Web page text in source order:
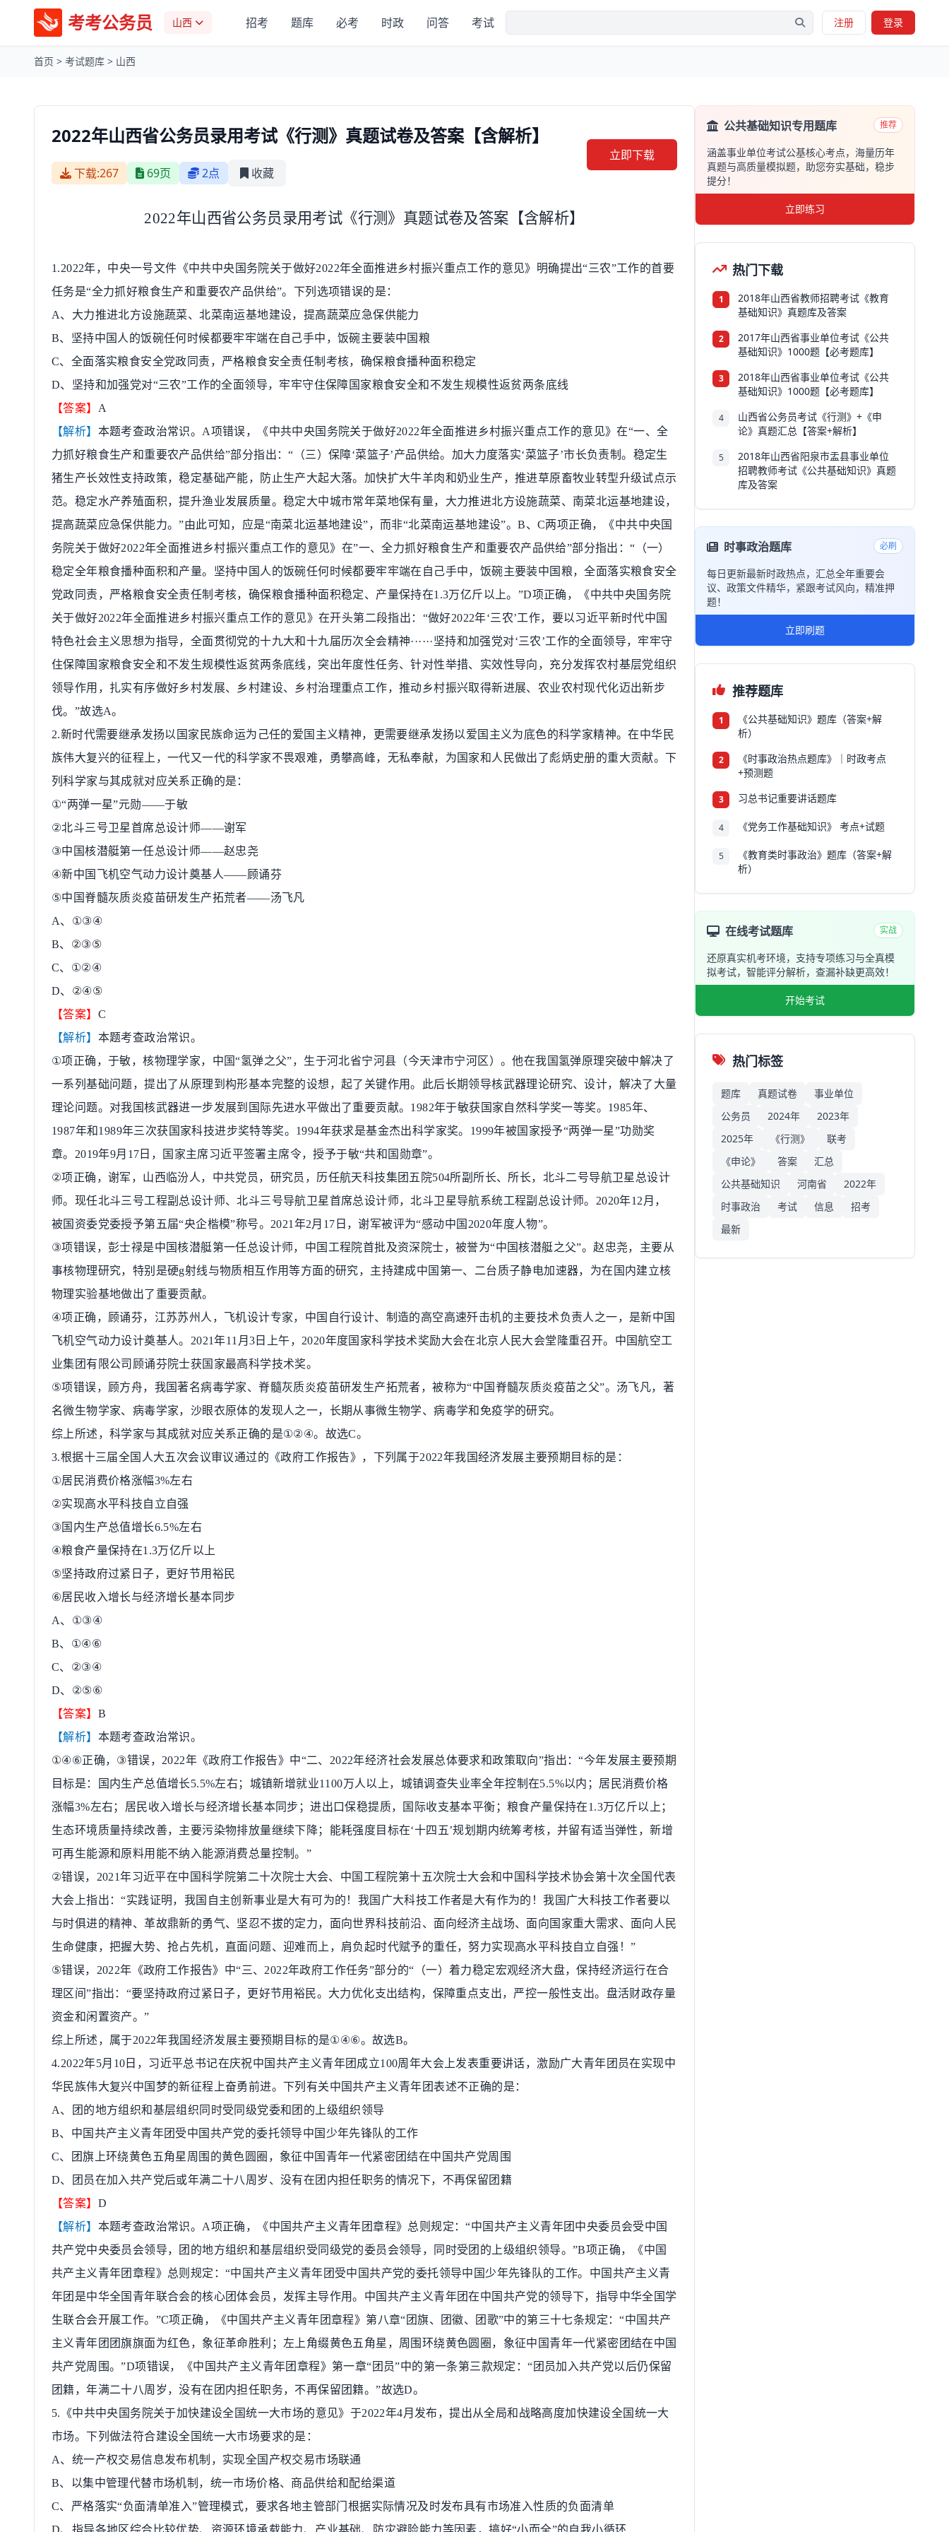
考考公务员 山西 招考 题库 必考 时政 问答 考试 注册 登录
首页 > 考试题库 > 山西
2022年山西省公务员录用考试《行测》真题试卷及答案【含解析】
下载:267 69页 2点 收藏
立即下载
2022年山西省公务员录用考试《行测》真题试卷及答案【含解析】
1.2022年，中央一号文件《中共中央国务院关于做好2022年全面推进乡村振兴重点工作的意见》明确提出“三农”工作的首要
任务是“全力抓好粮食生产和重要农产品供给”。下列选项错误的是：
A、大力推进北方设施蔬菜、北菜南运基地建设，提高蔬菜应急保供能力
B、坚持中国人的饭碗任何时候都要牢牢端在自己手中，饭碗主要装中国粮
C、全面落实粮食安全党政同责，严格粮食安全责任制考核，确保粮食播种面积稳定
D、坚持和加强党对“三农”工作的全面领导，牢牢守住保障国家粮食安全和不发生规模性返贫两条底线
【答案】 A
【解析】 本题考查政治常识。 A项错误，《中共中央国务院关于做好2022年全面推进乡村振兴重点工作的意见》在“一、全
力抓好粮食生产和重要农产品供给”部分指出：“ （三）保障‘菜篮子’产品供给。加大力度落实‘菜篮子’市长负责制。稳定生
猪生产长效性支持政策，稳定基础产能，防止生产大起大落。加快扩大牛羊肉和奶业生产，推进草原畜牧业转型升级试点示
范。稳定水产养殖面积，提升渔业发展质量。稳定大中城市常年菜地保有量，大力推进北方设施蔬菜、南菜北运基地建设，
提高蔬菜应急保供能力。”由此可知，应是“南菜北运基地建设”，而非“北菜南运基地建设”。B、C两项正确，《中共中央国
务院关于做好2022年全面推进乡村振兴重点工作的意见》在”一、全力抓好粮食生产和重要农产品供给”部分指出：“ （一）
稳定全年粮食播种面积和产量。坚持中国人的饭碗任何时候都要牢牢端在自己手中，饭碗主要装中国粮，全面落实粮食安全
党政同责，严格粮食安全责任制考核，确保粮食播种面积稳定、产量保持在1.3万亿斤以上。 ”D项正确，《中共中央国务院
关于做好2022年全面推进乡村振兴重点工作的意见》在开头第二段指出： “做好2022年‘三农’工作，要以习近平新时代中国
特色社会主义思想为指导，全面贯彻党的十九大和十九届历次全会精神······坚持和加强党对‘三农’工作的全面领导，牢牢守
住保障国家粮食安全和不发生规模性返贫两条底线，突出年度性任务、针对性举措、实效性导向，充分发挥农村基层党组织
领导作用，扎实有序做好乡村发展、乡村建设、乡村治理重点工作，推动乡村振兴取得新进展、农业农村现代化迈出新步
伐。 ”故选A。
2.新时代需要继承发扬以国家民族命运为己任的爱国主义精神，更需要继承发扬以爱国主义为底色的科学家精神。在中华民
族伟大复兴的征程上，一代又一代的科学家不畏艰难，勇攀高峰，无私奉献，为国家和人民做出了彪炳史册的重大贡献。下
列科学家与其成就对应关系正确的是：
①“两弹一星”元勋——于敏
②北斗三号卫星首席总设计师——谢军
③中国核潜艇第一任总设计师——赵忠尧
④新中国飞机空气动力设计奠基人——顾诵芬
⑤中国脊髓灰质炎疫苗研发生产拓荒者——汤飞凡
A、 ①③④
B、 ②③⑤
C、 ①②④
D、 ②④⑤
【答案】 C
【解析】 本题考查政治常识。
①项正确，于敏，核物理学家，中国“氢弹之父”，生于河北省宁河县（今天津市宁河区）。他在我国氢弹原理突破中解决了
一系列基础问题，提出了从原理到构形基本完整的设想，起了关键作用。此后长期领导核武器理论研究、设计，解决了大量
理论问题。对我国核武器进一步发展到国际先进水平做出了重要贡献。 1982年于敏获国家自然科学奖一等奖。 1985年、
1987年和1989年三次获国家科技进步奖特等奖。 1994年获求是基金杰出科学家奖。 1999年被国家授予“两弹一星”功勋奖
章。 2019年9月 17 日，国家主席习近平签署主席令，授予于敏“共和国勋章”。
②项正确，谢军，山西临汾人，中共党员，研究员，历任航天科技集团五院504所副所长、所长，北斗二号导航卫星总设计
师。现任北斗三号工程副总设计师、北斗三号导航卫星首席总设计师，北斗卫星导航系统工程副总设计师。 2020年12 月，
被国资委党委授予第五届“央企楷模”称号。 2021 年2月 17 日，谢军被评为“感动中国 2020年度人物”。
③项错误，彭士禄是中国核潜艇第一任总设计师，中国工程院首批及资深院士，被誉为“中国核潜艇之父”。赵忠尧，主要从
事核物理研究，特别是硬g射线与物质相互作用等方面的研究，主持建成中国第一、二台质子静电加速器，为在国内建立核
物理实验基地做出了重要贡献。
④项正确，顾诵芬，江苏苏州人，飞机设计专家，中国自行设计、制造的高空高速歼击机的主要技术负责人之一，是新中国
飞机空气动力设计奠基人。 2021年11 月3 日上午， 2020年度国家科学技术奖励大会在北京人民大会堂隆重召开。中国航空工
业集团有限公司顾诵芬院士获国家最高科学技术奖。
⑤项错误，顾方舟，我国著名病毒学家、脊髓灰质炎疫苗研发生产拓荒者，被称为“中国脊髓灰质炎疫苗之父”。汤飞凡，著
名微生物学家、病毒学家，沙眼衣原体的发现人之一，长期从事微生物学、病毒学和免疫学的研究。
综上所述，科学家与其成就对应关系正确的是①②④。故选C。
3.根据十三届全国人大五次会议审议通过的《政府工作报告》，下列属于2022年我国经济发展主要预期目标的是：
①居民消费价格涨幅3%左右
②实现高水平科技自立自强
③国内生产总值增长6.5%左右
④粮食产量保持在1.3万亿斤以上
⑤坚持政府过紧日子，更好节用裕民
⑥居民收入增长与经济增长基本同步
A、 ①③④
B、 ①④⑥
C、 ②③④
D、 ②⑤⑥
【答案】 B
【解析】 本题考查政治常识。
①④⑥正确， ③错误， 2022年《政府工作报告》中“二、 2022年经济社会发展总体要求和政策取向”指出：“今年发展主要预期
目标是：国内生产总值增长5.5%左右；城镇新增就业1100万人以上，城镇调查失业率全年控制在5.5%以内；居民消费价格
涨幅3%左右；居民收入增长与经济增长基本同步；进出口保稳提质，国际收支基本平衡；粮食产量保持在1.3万亿斤以上；
生态环境质量持续改善，主要污染物排放量继续下降；能耗强度目标在‘十四五’规划期内统筹考核，并留有适当弹性，新增
可再生能源和原料用能不纳入能源消费总量控制。 ”
②错误， 2021年习近平在中国科学院第二十次院士大会、中国工程院第十五次院士大会和中国科学技术协会第十次全国代表
大会上指出：“实践证明，我国自主创新事业是大有可为的！我国广大科技工作者是大有作为的！我国广大科技工作者要以
与时俱进的精神、革故鼎新的勇气、坚忍不拔的定力，面向世界科技前沿、面向经济主战场、面向国家重大需求、面向人民
生命健康，把握大势、抢占先机，直面问题、迎难而上，肩负起时代赋予的重任，努力实现高水平科技自立自强！”
⑤错误， 2022年《政府工作报告》中“三、 2022年政府工作任务”部分的“ （一）着力稳定宏观经济大盘，保持经济运行在合
理区间”指出： “要坚持政府过紧日子，更好节用裕民。大力优化支出结构，保障重点支出，严控一般性支出。盘活财政存量
资金和闲置资产。”
综上所述，属于2022年我国经济发展主要预期目标的是①④⑥。故选B。
4.2022年5月 10 日，习近平总书记在庆祝中国共产主义青年团成立100周年大会上发表重要讲话，激励广大青年团员在实现中
华民族伟大复兴中国梦的新征程上奋勇前进。下列有关中国共产主义青年团表述不正确的是：
A、团的地方组织和基层组织同时受同级党委和团的上级组织领导
B、中国共产主义青年团受中国共产党的委托领导中国少年先锋队的工作
C、团旗上环绕黄色五角星周围的黄色圆圈，象征中国青年一代紧密团结在中国共产党周围
D、团员在加入共产党后或年满二十八周岁、没有在团内担任职务的情况下，不再保留团籍
【答案】 D
【解析】 本题考查政治常识。 A项正确，《中国共产主义青年团章程》总则规定：“中国共产主义青年团中央委员会受中国
共产党中央委员会领导，团的地方组织和基层组织受同级党的委员会领导，同时受团的上级组织领导。”B项正确，《中国
共产主义青年团章程》总则规定： “中国共产主义青年团受中国共产党的委托领导中国少年先锋队的工作。中国共产主义青
年团是中华全国青年联合会的核心团体会员，发挥主导作用。中国共产主义青年团在中国共产党的领导下，指导中华全国学
生联合会开展工作。 ”C项正确，《中国共产主义青年团章程》第八章“ 团旗、团徽、团歌”中的第三十七条规定：“中国共产
主义青年团团旗旗面为红色，象征革命胜利；左上角缀黄色五角星，周围环绕黄色圆圈，象征中国青年一代紧密团结在中国
共产党周围。”D项错误，《中国共产主义青年团章程》第一章“ 团员”中的第一条第三款规定：“ 团员加入共产党以后仍保留
团籍，年满二十八周岁，没有在团内担任职务，不再保留团籍。”故选D。
5. 《中共中央国务院关于加快建设全国统一大市场的意见》于2022年4月发布，提出从全局和战略高度加快建设全国统一大
市场。下列做法符合建设全国统一大市场要求的是：
A、统一产权交易信息发布机制，实现全国产权交易市场联通
B、以集中管理代替市场机制，统一市场价格、商品供给和配给渠道
C、严格落实“负面清单准入”管理模式，要求各地主管部门根据实际情况及时发布具有市场准入性质的负面清单
D、指导各地区综合比较优势、资源环境承载能力、产业基础、防灾避险能力等因素，搞好“小而全”的自我小循环
公共基础知识专用题库 推荐
涵盖事业单位考试公基核心考点，海量历年
真题与高质量模拟题，助您夯实基础，稳步
提分！
立即练习
热门下载
1
2018年山西省教师招聘考试《教育
基础知识》真题库及答案
2
2017年山西省事业单位考试《公共
基础知识》1000题【必考题库】
3
2018年山西省事业单位考试《公共
基础知识》1000题【必考题库】
4
山西省公务员考试《行测》+《申
论》真题汇总【答案+解析】
5
2018年山西省阳泉市盂县事业单位
招聘教师考试《公共基础知识》真题
库及答案
时事政治题库 必刷
每日更新最新时政热点，汇总全年重要会
议、政策文件精华，紧跟考试风向，精准押
题！
立即刷题
推荐题库
1
《公共基础知识》题库（答案+解
析）
2
《时事政治热点题库》｜时政考点
+预测题
3 习总书记重要讲话题库
4 《党务工作基础知识》 考点+试题
5
《教育类时事政治》题库（答案+解
析）
在线考试题库 实战
还原真实机考环境，支持专项练习与全真模
拟考试，智能评分解析，查漏补缺更高效！
开始考试
热门标签
题库 真题试卷
事业单位
公务员
2024年
2023年
2025年
《行测》
联考
《申论》
答案
汇总
公共基础知识
河南省
2022年
时事政治
考试 信息
招考
最新